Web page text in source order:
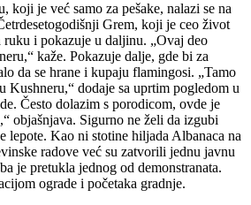
koji je već samo za pešake, nalazi se na
Grem, koji je ceo život
i pokazuje u daljinu. „Ovaj deo
kaže. Pokazuje dalje, gde bi za
da se hrane i kupaju flamingosi. „Tamo
Kushneru,“ dodaje sa uprtim pogledom u
Često dolazim s porodicom, ovde je
objašnjava. Sigurno ne želi da izgubi
lepote. Kao ni stotine hiljada Albanaca na
radove već su zatvorili jednu javnu
je pretukla jednog od demonstranata.
ograde i početaka gradnje.